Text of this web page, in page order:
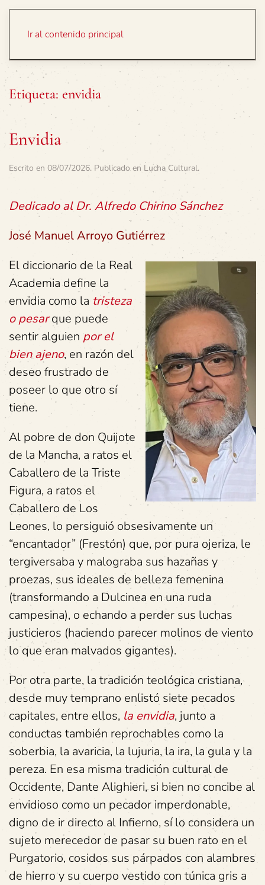
Ir al contenido principal
Etiqueta: envidia
Envidia
Escrito en 08/07/2026. Publicado en Lucha Cultural.
Dedicado al Dr. Alfredo Chirino Sánchez
José Manuel Arroyo Gutiérrez
El diccionario de la Real
Academia define la
envidia como la tristeza
o pesarque puede
sentir alguien por el
bien ajeno, en razón del
deseo frustrado de
poseer lo que otro sí
tiene.
Al pobre de don Quijote
de la Mancha, a ratos el
Caballero de la Triste
Figura, a ratos el
Caballero de Los
Leones, lo persiguió obsesivamente un
“encantador” (Frestón) que, por pura ojeriza, le
tergiversaba y malograba sus hazañas y
proezas, sus ideales de belleza femenina
(transformando a Dulcinea en una ruda
campesina), o echando a perder sus luchas
justicieros (haciendo parecer molinos de viento
lo que eran malvados gigantes).
Por otra parte, la tradición teológica cristiana,
desde muy temprano enlistó siete pecados
capitales, entre ellos, la envidia, junto a
conductas también reprochables como la
soberbia, la avaricia, la lujuria, la ira, la gula y la
pereza. En esa misma tradición cultural de
Occidente, Dante Alighieri, si bien no concibe al
envidioso como un pecador imperdonable,
digno de ir directo al Infierno, sí lo considera un
sujeto merecedor de pasar su buen rato en el
Purgatorio, cosidos sus párpados con alambres
de hierro y su cuerpo vestido con túnica gris a